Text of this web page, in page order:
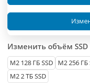
Изменить объём SSD
М2 128 ГБ SSD M2 256 ГБ
M2 2 ТБ SSD